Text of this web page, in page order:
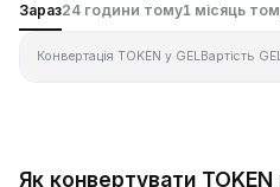
Зараз24 години тому1 місяць
Конвертація TOKEN у GELВартість
Як конвертувати TOKEN